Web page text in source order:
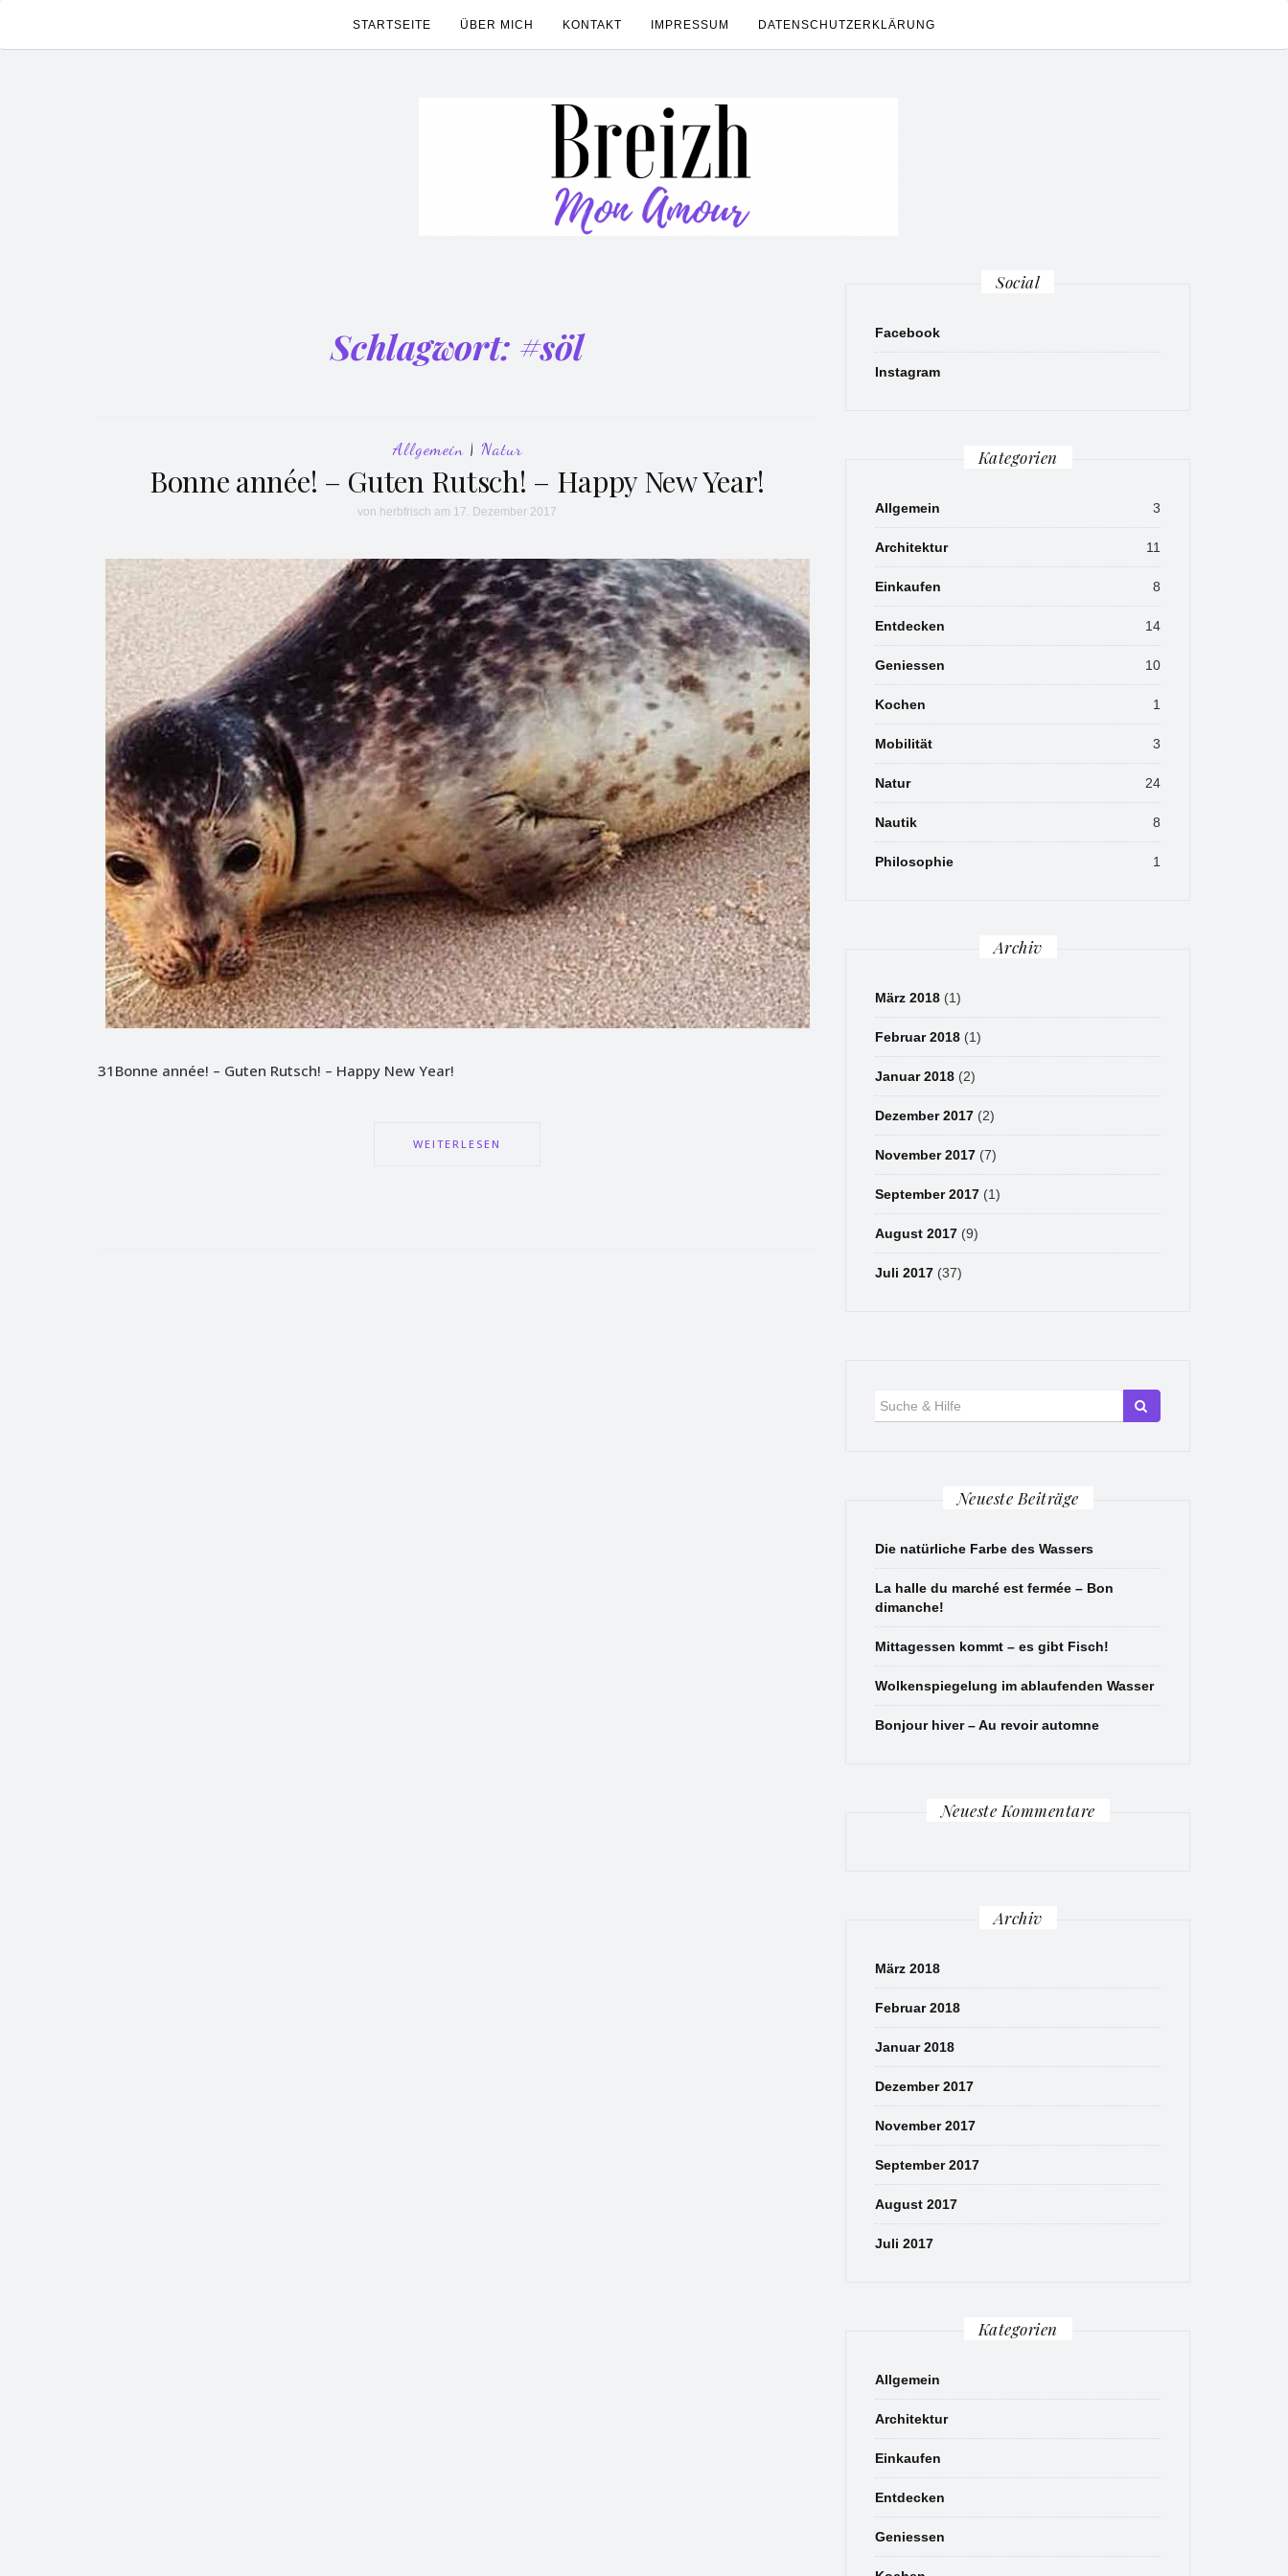
STARTSEITE ÜBER MICH KONTAKT IMPRESSUM DATENSCHUTZERKLÄRUNG
Schlagwort: #söl
Allgemein| Natur
Bonne année! – Guten Rutsch! – Happy New Year!
von herbfrisch am 17. Dezember 2017
31Bonne année! – Guten Rutsch! – Happy New Year!
WEITERLESEN
Social
Facebook
Instagram
Kategorien
Allgemein 3
Architektur 11
Einkaufen 8
Entdecken 14
Geniessen 10
Kochen 1
Mobilität 3
Natur 24
Nautik 8
Philosophie 1
Archiv
März 2018 (1)
Februar 2018 (1)
Januar 2018 (2)
Dezember 2017 (2)
November 2017 (7)
September 2017 (1)
August 2017 (9)
Juli 2017 (37)
Neueste Beiträge
Die natürliche Farbe des Wassers
La halle du marché est fermée – Bon
dimanche!
Mittagessen kommt – es gibt Fisch!
Wolkenspiegelung im ablaufenden Wasser
Bonjour hiver – Au revoir automne
Neueste Kommentare
Archiv
März 2018
Februar 2018
Januar 2018
Dezember 2017
November 2017
September 2017
August 2017
Juli 2017
Kategorien
Allgemein
Architektur
Einkaufen
Entdecken
Geniessen